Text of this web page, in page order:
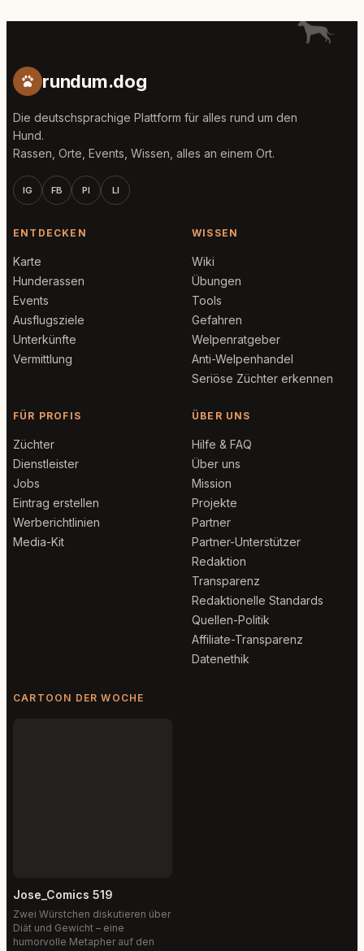
rundum.dog
Die deutschsprachige Plattform für alles rund um den
Hund.
Rassen, Orte, Events, Wissen, alles an einem Ort.
IG FB PI LI
ENTDECKEN
Karte
Hunderassen
Events
Ausflugsziele
Unterkünfte
Vermittlung
WISSEN
Wiki
Übungen
Tools
Gefahren
Welpenratgeber
Anti-Welpenhandel
Seriöse Züchter erkennen
FÜR PROFIS
Züchter
Dienstleister
Jobs
Eintrag erstellen
Werberichtlinien
Media-Kit
ÜBER UNS
Hilfe & FAQ
Über uns
Mission
Projekte
Partner
Partner-Unterstützer
Redaktion
Transparenz
Redaktionelle Standards
Quellen-Politik
Affiliate-Transparenz
Datenethik
CARTOON DER WOCHE
Jose_Comics 519
Zwei Würstchen diskutieren über
Diät und Gewicht – eine
humorvolle Metapher auf den